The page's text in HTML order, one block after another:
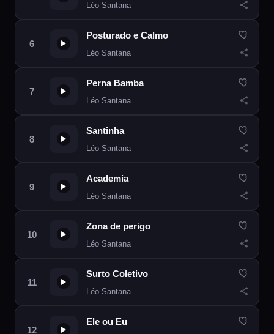
Léo Santana
Posturado e Calmo
Léo Santana
Perna Bamba
Léo Santana
Santinha
Léo Santana
Academia
Léo Santana
Zona de perigo
Léo Santana
Surto Coletivo
Léo Santana
Ele ou Eu